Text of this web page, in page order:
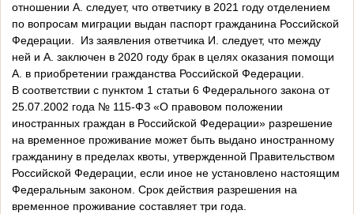
отношении А. следует, что ответчику в 2021 году отделением
по вопросам миграции выдан паспорт гражданина Российской
Федерации. Из заявления ответчика И. следует, что между
ней и А. заключен в 2020 году брак в целях оказания помощи
А. в приобретении гражданства Российской Федерации.
В соответствии с пунктом 1 статьи 6 Федерального закона от
25.07.2002 года № 115-ФЗ «О правовом положении
иностранных граждан в Российской Федерации» разрешение
на временное проживание может быть выдано иностранному
гражданину в пределах квоты, утвержденной Правительством
Российской Федерации, если иное не установлено настоящим
Федеральным законом. Срок действия разрешения на
временное проживание составляет три года.